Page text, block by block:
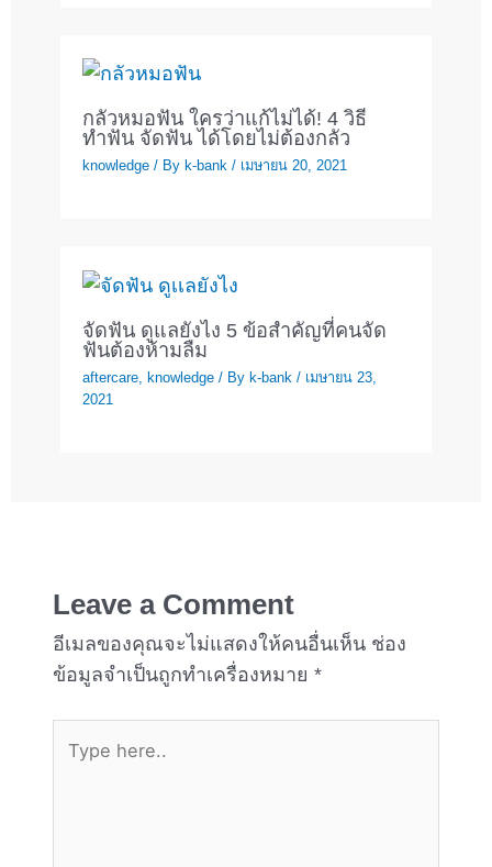
กลัวหมอฟัน ใครว่าแก้ไม่ได้! 4 วิธี
ทำฟัน จัดฟัน ได้โดยไม่ต้องกลัว
knowledge/ By k-bank / เมษายน 20, 2021
จัดฟัน ดูแลยังไง 5 ข้อสำคัญที่คนจัด
ฟันต้องห้ามลืม
aftercare, knowledge/ By k-bank / เมษายน 23,
2021
Leave a Comment
อีเมลของคุณจะไม่แสดงให้คนอื่นเห็น ช่อง
ข้อมูลจำเป็นถูกทำเครื่องหมาย*
here..